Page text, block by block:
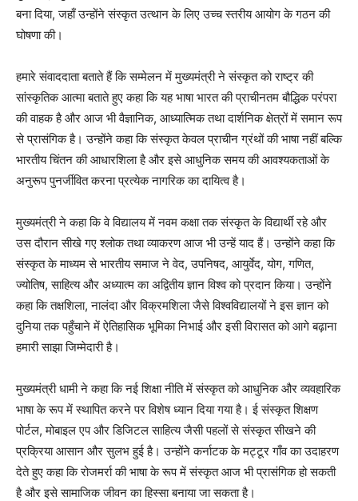
बना दिया, जहाँ उन्होंने संस्कृत उत्थान के लिए उच्च स्तरीय आयोग के गठन की
घोषणा की।
हमारे संवाददाता बताते हैं कि सम्मेलन में मुख्यमंत्री ने संस्कृत को राष्ट्र की
सांस्कृतिक आत्मा बताते हुए कहा कि यह भाषा भारत की प्राचीनतम बौद्धिक परंपरा
की वाहक है और आज भी वैज्ञानिक, आध्यात्मिक तथा दार्शनिक क्षेत्रों में समान रूप
से प्रासंगिक है। उन्होंने कहा कि संस्कृत केवल प्राचीन ग्रंथों की भाषा नहीं बल्कि
भारतीय चिंतन की आधारशिला है और इसे आधुनिक समय की आवश्यकताओं के
अनुरूप पुनर्जीवित करना प्रत्येक नागरिक का दायित्व है।
मुख्यमंत्री ने कहा कि वे विद्यालय में नवम कक्षा तक संस्कृत के विद्यार्थी रहे और
उस दौरान सीखे गए श्लोक तथा व्याकरण आज भी उन्हें याद हैं। उन्होंने कहा कि
संस्कृत के माध्यम से भारतीय समाज ने वेद, उपनिषद, आयुर्वेद, योग, गणित,
ज्योतिष, साहित्य और अध्यात्म का अद्वितीय ज्ञान विश्व को प्रदान किया। उन्होंने
कहा कि तक्षशिला, नालंदा और विक्रमशिला जैसे विश्वविद्यालयों ने इस ज्ञान को
दुनिया तक पहुँचाने में ऐतिहासिक भूमिका निभाई और इसी विरासत को आगे बढ़ाना
हमारी साझा जिम्मेदारी है।
मुख्यमंत्री धामी ने कहा कि नई शिक्षा नीति में संस्कृत को आधुनिक और व्यवहारिक
भाषा के रूप में स्थापित करने पर विशेष ध्यान दिया गया है। ई संस्कृत शिक्षण
पोर्टल, मोबाइल एप और डिजिटल साहित्य जैसी पहलों से संस्कृत सीखने की
प्रक्रिया आसान और सुलभ हुई है। उन्होंने कर्नाटक के मट्टूर गाँव का उदाहरण
देते हुए कहा कि रोजमर्रा की भाषा के रूप में संस्कृत आज भी प्रासंगिक हो सकती
है और इसे सामाजिक जीवन का हिस्सा बनाया जा सकता है।